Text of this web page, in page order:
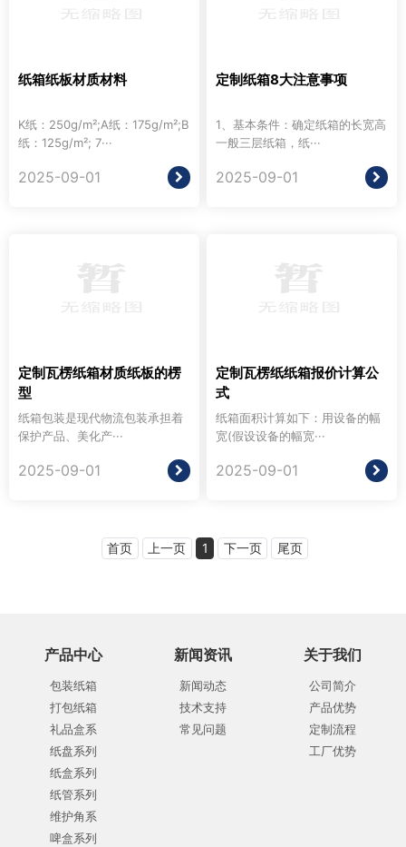
纸箱纸板材质材料
K纸：250g/m²;A纸：175g/m²;B
纸：125g/m²; 7···
2025-09-01
定制纸箱8大注意事项
1、基本条件：确定纸箱的长宽高
一般三层纸箱，纸···
2025-09-01
定制瓦楞纸箱材质纸板的楞
型
纸箱包装是现代物流包装承担着
保护产品、美化产···
2025-09-01
定制瓦楞纸纸箱报价计算公
式
纸箱面积计算如下：用设备的幅
宽(假设设备的幅宽···
2025-09-01
首页 上一页 1 下一页 尾页
产品中心
包装纸箱
打包纸箱
礼品盒系
纸盘系列
纸盒系列
纸管系列
维护角系
啤盒系列
新闻资讯
新闻动态
技术支持
常见问题
关于我们
公司简介
产品优势
定制流程
工厂优势